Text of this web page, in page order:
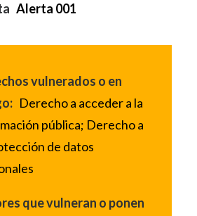
Alerta 001
vulnerados o en
Derecho a acceder a la
pública; Derecho a
de datos
que vulneran o ponen